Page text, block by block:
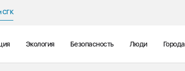
СГК
Экология Безопасность Люди Города